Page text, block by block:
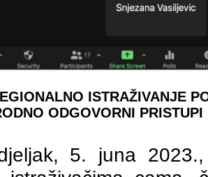
ISTRAŽIVANJE
ODGOVORNI
5. juna